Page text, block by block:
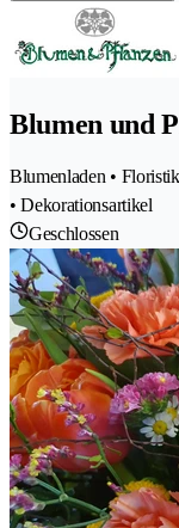
Blumen und
Blumenladen •
• Dekorationsartikel
Geschlossen